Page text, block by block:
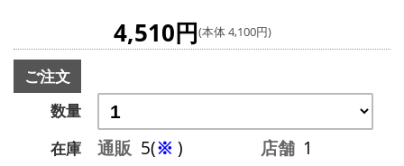
4,510円(本体 4,100円)
ご注文
数量
在庫
通販 5(※ ) 店舗 1